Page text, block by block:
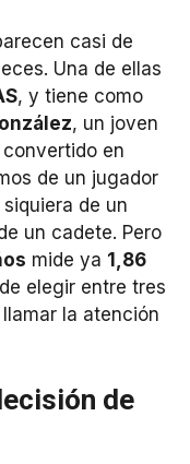
casi de
Una de ellas
, y tiene como
, un joven
en
de un jugador
de un
un cadete. Pero
mide ya 1,86
elegir entre tres
la atención
de